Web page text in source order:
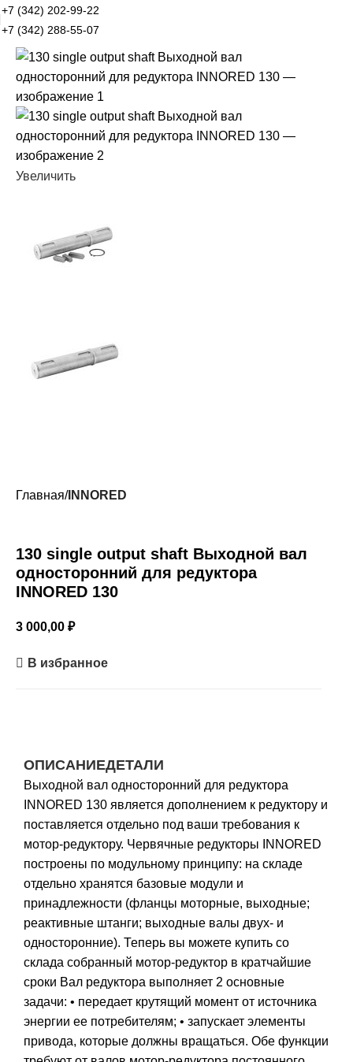
+7 (342) 202-99-22
+7 (342) 288-55-07
Увеличить
Главная INNORED
130 single output shaft Выходной вал
односторонний для редуктора
INNORED 130
3 000,00 ₽
В избранное
ОПИСАНИЕДЕТАЛИ
Выходной вал односторонний для редуктора
INNORED 130 является дополнением к редуктору и
поставляется отдельно под ваши требования к
мотор-редуктору. Червячные редукторы INNORED
построены по модульному принципу: на складе
отдельно хранятся базовые модули и
принадлежности (фланцы моторные, выходные;
реактивные штанги; выходные валы двух- и
односторонние). Теперь вы можете купить со
склада собранный мотор-редуктор в кратчайшие
сроки Вал редуктора выполняет 2 основные
задачи: • передает крутящий момент от источника
энергии ее потребителям; • запускает элементы
привода, которые должны вращаться. Обе функции